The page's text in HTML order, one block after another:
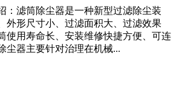
：滤筒除尘器是一种新型过滤除尘装
外形尺寸小、过滤面积大、过滤效果
使用寿命长、安装维修快捷方便、可连
尘器主要针对治理在机械...